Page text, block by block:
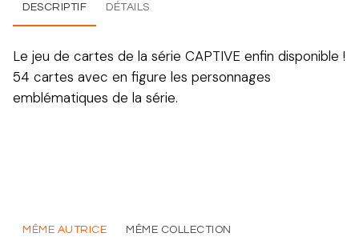
DESCRIPTIF DÉTAILS
Le jeu de cartes de la série CAPTIVE enfin disponible !
54 cartes avec en figure les personnages
emblématiques de la série.
MÊME AUTRICE MÊME COLLECTION